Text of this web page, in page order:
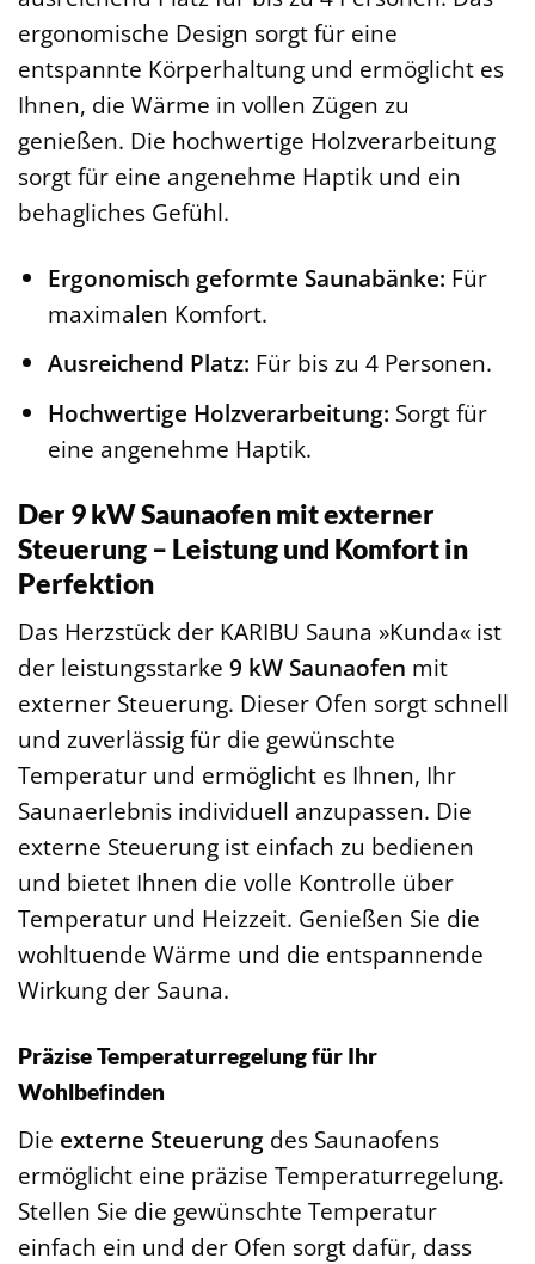
ergonomische Design sorgt für eine
entspannte Körperhaltung und ermöglicht es
Ihnen, die Wärme in vollen Zügen zu
genießen. Die hochwertige Holzverarbeitung
sorgt für eine angenehme Haptik und ein
behagliches Gefühl.
Ergonomisch geformte Saunabänke: Für
maximalen Komfort.
Ausreichend Platz: Für bis zu 4 Personen.
Hochwertige Holzverarbeitung: Sorgt für
eine angenehme Haptik.
Der 9 kW Saunaofen mit externer
Steuerung – Leistung und Komfort in
Perfektion
Das Herzstück der KARIBU Sauna »Kunda« ist
der leistungsstarke 9 kW Saunaofen mit
externer Steuerung. Dieser Ofen sorgt schnell
und zuverlässig für die gewünschte
Temperatur und ermöglicht es Ihnen, Ihr
Saunaerlebnis individuell anzupassen. Die
externe Steuerung ist einfach zu bedienen
und bietet Ihnen die volle Kontrolle über
Temperatur und Heizzeit. Genießen Sie die
wohltuende Wärme und die entspannende
Wirkung der Sauna.
Präzise Temperaturregelung für Ihr
Wohlbefinden
Die externe Steuerung des Saunaofens
ermöglicht eine präzise Temperaturregelung.
Stellen Sie die gewünschte Temperatur
einfach ein und der Ofen sorgt dafür, dass